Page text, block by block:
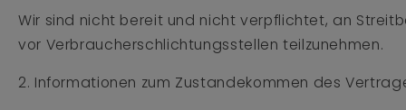
Wir sind nicht bereit und nicht verpflichtet, an
vor Verbraucherschlichtungsstellen teilzunehmen.
2. Informationen zum Zustandekommen des